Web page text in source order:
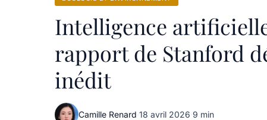
Intelligence
rapport de Stanford
inédit
Camille Renard·18 avril 2026·9 min